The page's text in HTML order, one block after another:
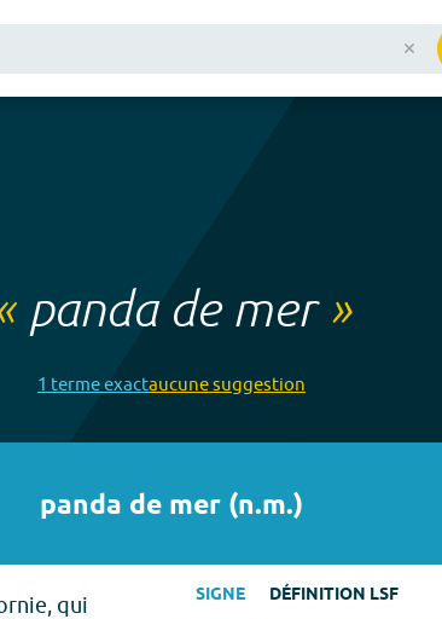
panda de mer»
1 termeexactaucunesuggestion
panda de mer (n.m.)
qui
SIGNE DÉFINITION LSF